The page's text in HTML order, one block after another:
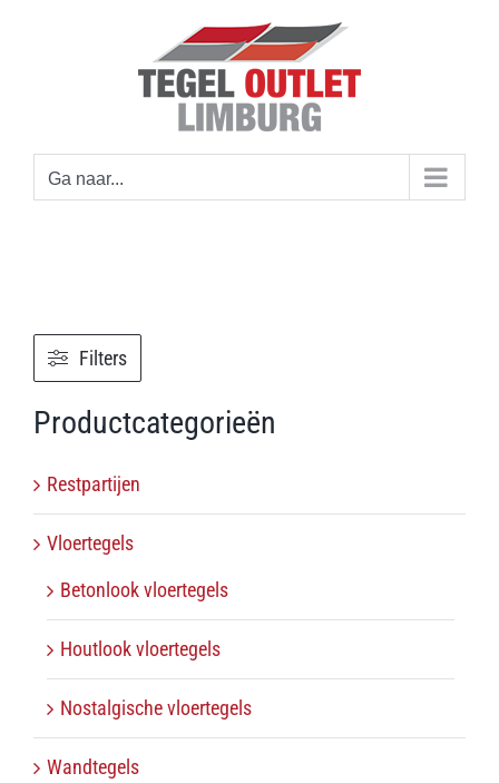
Ga naar...
Filters
Productcategorieën
Restpartijen
Vloertegels
Betonlook vloertegels
Houtlook vloertegels
Nostalgische vloertegels
Wandtegels